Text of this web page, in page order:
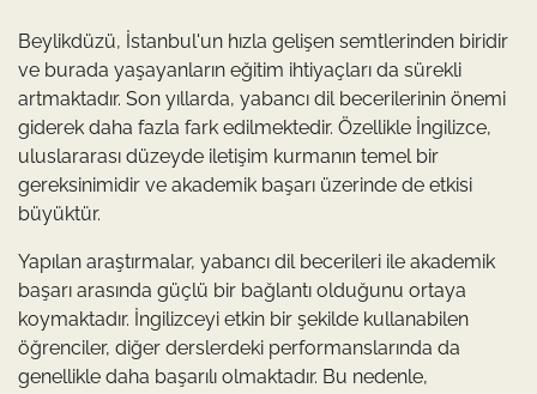
Beylikdüzü, İstanbul'un hızla gelişen semtlerinden biridir
ve burada yaşayanların eğitim ihtiyaçları da sürekli
artmaktadır. Son yıllarda, yabancı dil becerilerinin önemi
giderek daha fazla fark edilmektedir. Özellikle İngilizce,
uluslararası düzeyde iletişim kurmanın temel bir
gereksinimidir ve akademik başarı üzerinde de etkisi
büyüktür.
Yapılan araştırmalar, yabancı dil becerileri ile akademik
başarı arasında güçlü bir bağlantı olduğunu ortaya
koymaktadır. İngilizceyi etkin bir şekilde kullanabilen
öğrenciler, diğer derslerdeki performanslarında da
genellikle daha başarılı olmaktadır. Bu nedenle,